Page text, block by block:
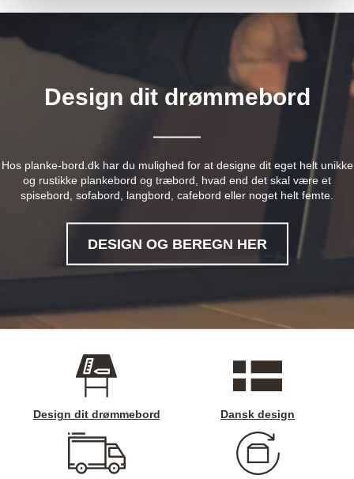
Design dit drømmebord
Hos planke-bord.dk har du mulighed for at designe dit eget helt unikke
og rustikke plankebord og træbord, hvad end det skal være et
spisebord, sofabord, langbord, cafebord eller noget helt femte.
DESIGN OG BEREGN HER
Design dit drømmebord Dansk design